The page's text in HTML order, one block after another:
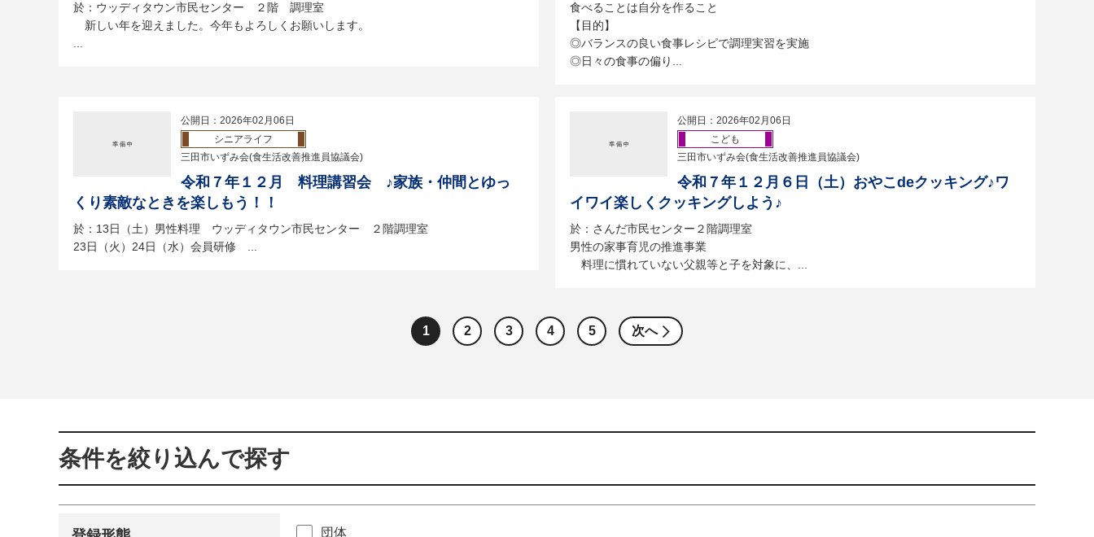
於：ウッディタウン市民センター ２階 調理室
新しい年を迎えました。今年もよろしくお願いします。
食べることは自分を作ること
【目的】
◎バランスの良い食事レシピで調理実習を実施
◎日々の食事の偏り...
公開日：2026年02月06日
シニアライフ
三田市いずみ会(食生活改善推進員協議会)
令和７年１２月 料理講習会 ♪家族・仲間とゆっ
くり素敵なときを楽しもう！！
於：13日（土）男性料理 ウッディタウン市民センター ２階調理室
23日（火）24日（水）会員研修 ...
公開日：2026年02月06日
こども
三田市いずみ会(食生活改善推進員協議会)
令和７年１２月６日（土）おやこdeクッキング♪ワ
イワイ楽しくクッキングしよう♪
於：さんだ市民センター２階調理室
男性の家事育児の推進事業
料理に慣れていない父親等と子を対象に、...
1 2 3 4 5 次へ
条件を絞り込んで探す
団体